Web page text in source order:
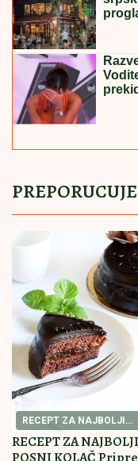
pomirenja Miljane i
dobija i otkrila sve
plaži:
da
zbog